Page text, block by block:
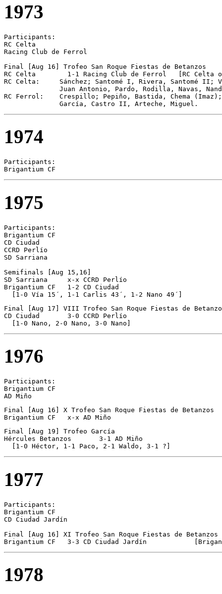
1973
Participants:
RC Celta
Racing Club de Ferrol
Final [Aug 16] Trofeo San Roque Fiestas de Betanzos
RC Celta	1-1 Racing Club de Ferrol   [RC Celta on pen.]
RC Celta:     Sánchez; Santomé I, Rivera, Santomé
Juan Antonio, Pardo, Rodilla, Navas,
RC Ferrol:    Crespillo; Pepiño, Bastida, Chema (Imaz);
              García, Castro II, Arteche, Miguel.
1974
Participants:
1975
Participants:
Brigantium CF
CD Ciudad
CCRD Perlío
SD Sarriana
Semifinals [Aug 15,16]
SD Sarriana	x-x CCRD Perlío
Brigantium CF	1-2 CD Ciudad
  [1-0 Vía 15´, 1-1 Carlis 43´, 1-2 Nano 49´]
Final [Aug 17] VIII Trofeo San Roque Fiestas de
CD Ciudad	3-0 CCRD Perlío
  [1-0 Nano, 2-0 Nano, 3-0 Nano]
1976
Participants:
Brigantium CF
AD Miño
Final [Aug 16] X Trofeo San Roque Fiestas de Betanzos
Brigantium CF	x-x AD Miño
Final [Aug 19] Trofeo García
Hércules Betanzos	3-1 AD Miño
1977
Participants:
Brigantium CF
CD Ciudad Jardín
Final [Aug 16] XI Trofeo San Roque Fiestas de Betanzos
Brigantium CF	3-3 CD Ciudad Jardín
1978